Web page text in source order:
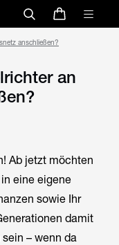
anschließen?
an
Ab jetzt möchten
eine eigene
sowie Ihr
damit
– wenn da